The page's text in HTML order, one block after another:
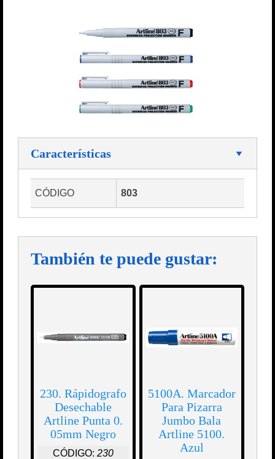
Características
CÓDIGO 803
También te puede gustar:
230. Rápidografo
Desechable
Artline Punta 0.
05mm Negro
CÓDIGO: 230
5100A. Marcador
Para Pizarra
Jumbo Bala
Artline 5100.
Azul